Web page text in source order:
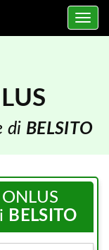
Toggle
di BELSITO
BELSITO